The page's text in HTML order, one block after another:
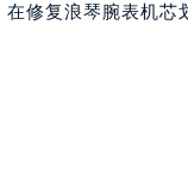
修复浪琴腕表机芯